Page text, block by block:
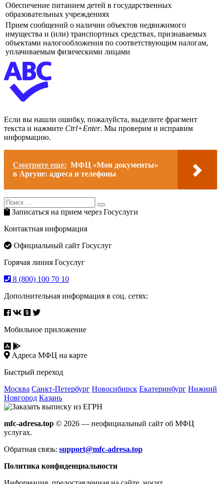
Обеспечение питанием детей в государственных
образовательных учреждениях
Прием сообщений о наличии объектов недвижимого
имущества и (или) транспортных средствах, признаваемых
объектами налогообложения по соответствующим налогам,
уплачиваемым физическими лицами
Если вы нашли ошибку, пожалуйста, выделите фрагмент
текста и нажмите Ctrl+Enter. Мы проверим и исправим
информацию.
Смотрите еще: МФЦ «Мои документы»
в Аргуне: адреса и телефоны
Search
for:
Search
Записаться на прием через Госуслуги
Контактная информация
Официальный сайт Госуслуг
Горячая линия Госуслуг
8 (800) 100 70 10
Дополнительная информация в соц. сетях:
Мобильное приложение
Адреса МФЦ на карте
Быстрый переход
Москва Санкт-Петербург Новосибирск Екатеринбург Нижний
Новгород Казань
mfc-adresa.top © 2026 — неофициальный сайт об МФЦ
услугах.
Обратная связь: support@mfc-adresa.top
Политика конфиденциальности